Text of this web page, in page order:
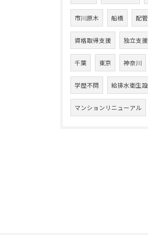
市川原木 船橋 配
資格取得支援 独立支援
千葉 東京 神奈川
学歴不問 給排水衛生
マンションリニューアル